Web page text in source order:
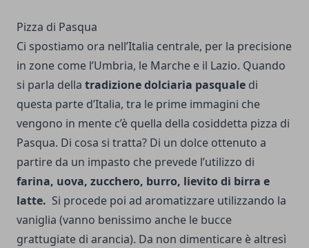
Pizza di Pasqua
Ci spostiamo ora nell’Italia centrale, per la precisione
in zone come l’Umbria, le Marche e il Lazio. Quando
si parla della tradizione dolciaria pasquale di
questa parte d’Italia, tra le prime immagini che
vengono in mente c’è quella della cosiddetta pizza di
Pasqua. Di cosa si tratta? Di un dolce ottenuto a
partire da un impasto che prevede l’utilizzo di
farina, uova, zucchero, burro, lievito di birra e
latte. Si procede poi ad aromatizzare utilizzando la
vaniglia (vanno benissimo anche le bucce
grattugiate di arancia). Da non dimenticare è altresì